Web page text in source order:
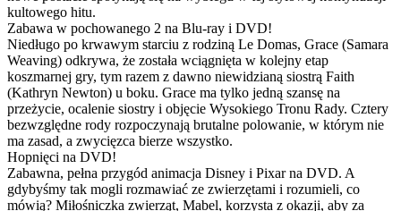
kultowego hitu.
Zabawa w pochowanego 2 na Blu-ray i DVD!
Niedługo po krwawym starciu z rodziną Le Domas, Grace (Samara
Weaving) odkrywa, że została wciągnięta w kolejny etap
koszmarnej gry, tym razem z dawno niewidzianą siostrą Faith
(Kathryn Newton) u boku. Grace ma tylko jedną szansę na
przeżycie, ocalenie siostry i objęcie Wysokiego Tronu Rady. Cztery
bezwzględne rody rozpoczynają brutalne polowanie, w którym nie
ma zasad, a zwycięzca bierze wszystko.
Hopnięci na DVD!
Zabawna, pełna przygód animacja Disney i Pixar na DVD. A
gdybyśmy tak mogli rozmawiać ze zwierzętami i rozumieli, co
mówią? Miłośniczka zwierząt, Mabel, korzysta z okazji, aby za